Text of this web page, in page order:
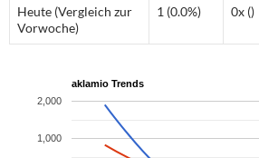
Heute (Vergleich zur
Vorwoche)
1 (0.0%) 0x ()
aklamio Trends
1,000
2,000